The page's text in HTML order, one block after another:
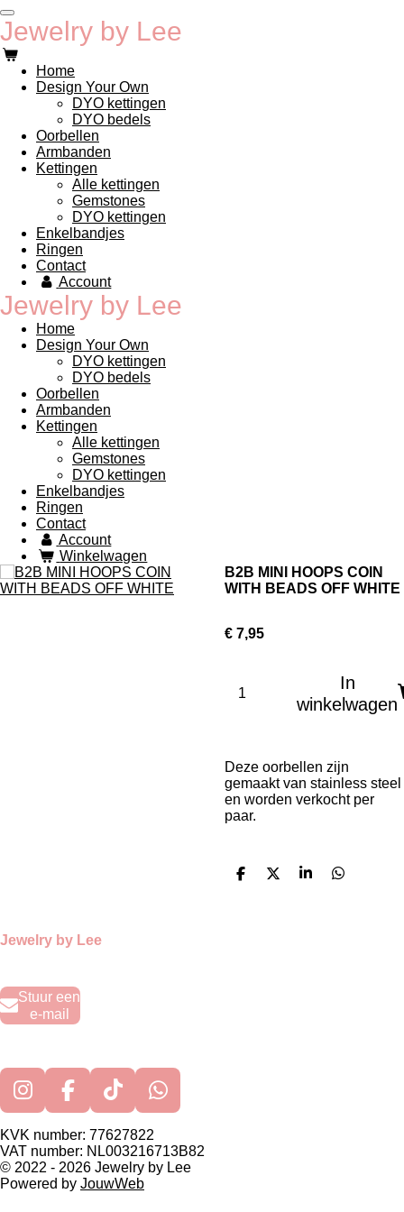
Ga
direct
naar
de
hoofdinhoud
Jewelry by Lee
Home
Design Your Own
DYO kettingen
DYO bedels
Oorbellen
Armbanden
Kettingen
Alle kettingen
Gemstones
DYO kettingen
Enkelbandjes
Ringen
Contact
Account
Jewelry by Lee
Home
Design Your Own
DYO kettingen
DYO bedels
Oorbellen
Armbanden
Kettingen
Alle kettingen
Gemstones
DYO kettingen
Enkelbandjes
Ringen
Contact
Account
Winkelwagen
B2B MINI HOOPS COIN
WITH BEADS OFF WHITE
€ 7,95
In
winkelwagen
Deze oorbellen zijn
gemaakt van stainless steel
en worden verkocht per
paar.
D
D
S
D
Jewelry by Lee
Stuur een
e-mail
I
s
t
a
F
c
e
b
T
k
T
o
W
a
t
KVK number: 77627822
VAT number: NL003216713B82
© 2022 - 2026 Jewelry by Lee
Powered by JouwWeb